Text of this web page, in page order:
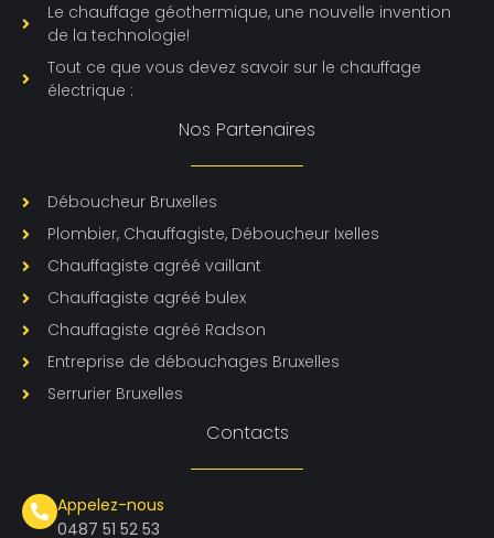
Le chauffage géothermique, une nouvelle invention
de la technologie!
Tout ce que vous devez savoir sur le chauffage
électrique :
Nos Partenaires
Déboucheur Bruxelles
Plombier, Chauffagiste, Déboucheur Ixelles
Chauffagiste agréé vaillant
Chauffagiste agréé bulex
Chauffagiste agréé Radson
Entreprise de débouchages Bruxelles
Serrurier Bruxelles
Contacts
Appelez-nous
0487 51 52 53